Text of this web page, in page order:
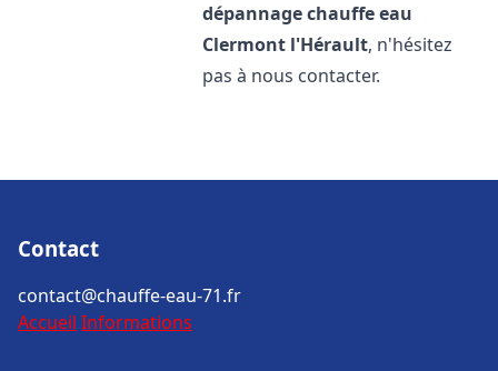
dépannage chauffe eau
Clermont l'Hérault, n'hésitez
pas à nous contacter.
Contact
contact@chauffe-eau-71.fr
Accueil Informations